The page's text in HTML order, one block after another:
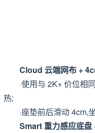
Cloud 云端网布 +
·使用与 2K+ 价位相
热;
·座垫前后滑动 4cm,
Smart 重力感应底盘